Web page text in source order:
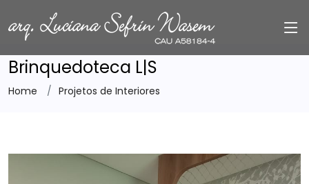
Brinquedoteca L|S
Home Projetos de Interiores